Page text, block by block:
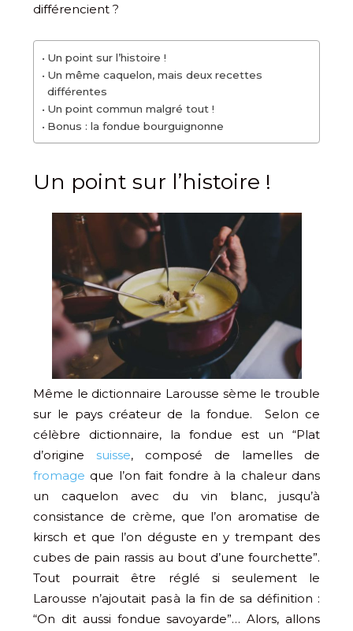
différencient ?
Un point sur l’histoire !
Un même caquelon, mais deux recettes
différentes
Un point commun malgré tout !
Bonus : la fondue bourguignonne
Un point sur l’histoire !
Même le dictionnaire Larousse sème le trouble
sur le pays créateur de la fondue. Selon ce
célèbre dictionnaire, la fondue est un “Plat
d’origine suisse, composé de lamelles de
fromage que l’on fait fondre à la chaleur dans
un caquelon avec du vin blanc, jusqu’à
consistance de crème, que l’on aromatise de
kirsch et que l’on déguste en y trempant des
cubes de pain rassis au bout d’une fourchette”.
Tout pourrait être réglé si seulement le
Larousse n’ajoutait pas à la fin de sa définition :
“On dit aussi fondue savoyarde”… Alors, allons